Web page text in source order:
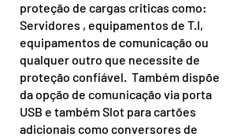
proteção de cargas criticas como:
Servidores , equipamentos de T.I,
equipamentos de comunicação ou
qualquer outro que necessite de
proteção confiável. Também dispõe
da opção de comunicação via porta
USB e também Slot para cartões
adicionais como conversores de